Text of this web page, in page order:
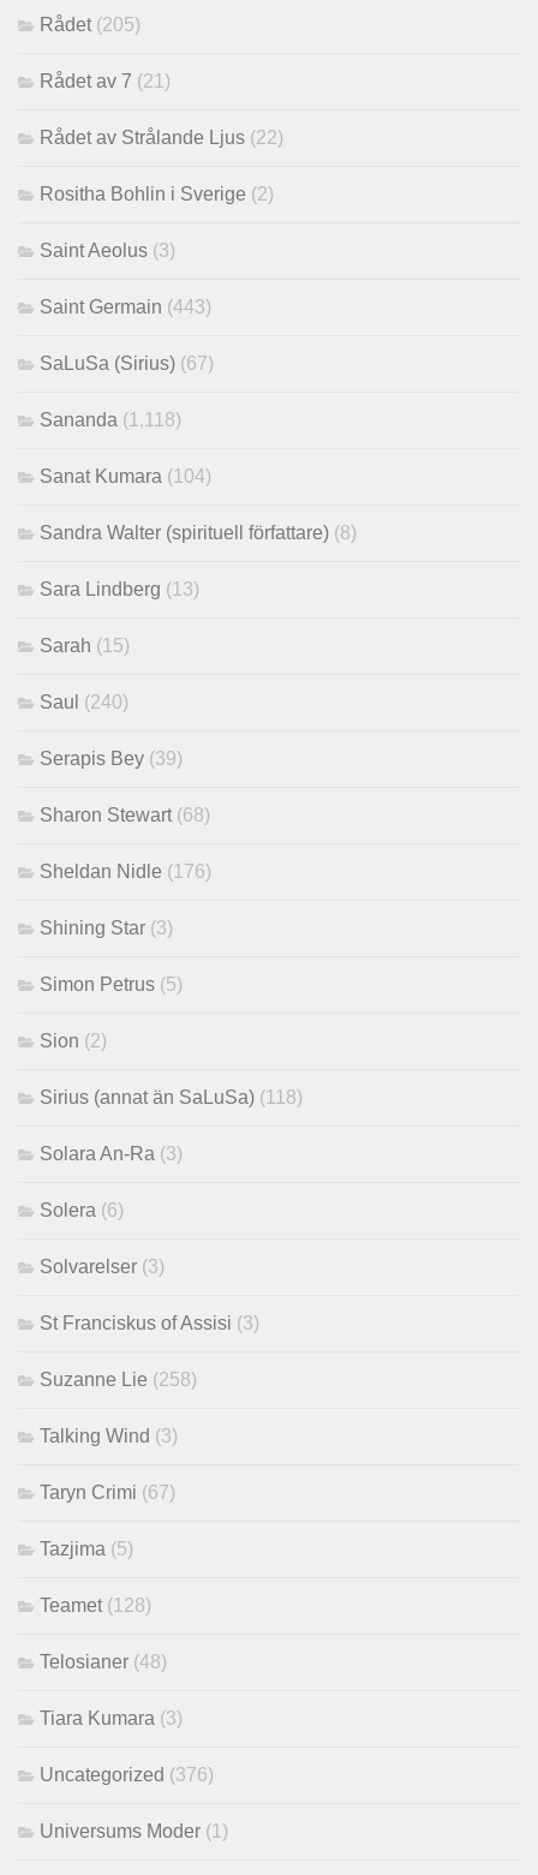
Rådet (205)
Rådet av 7 (21)
Rådet av Strålande Ljus (22)
Rositha Bohlin i Sverige (2)
Saint Aeolus (3)
Saint Germain (443)
SaLuSa (Sirius) (67)
Sananda (1,118)
Sanat Kumara (104)
Sandra Walter (spirituell författare) (8)
Sara Lindberg (13)
Sarah (15)
Saul (240)
Serapis Bey (39)
Sharon Stewart (68)
Sheldan Nidle (176)
Shining Star (3)
Simon Petrus (5)
Sion (2)
Sirius (annat än SaLuSa) (118)
Solara An-Ra (3)
Solera (6)
Solvarelser (3)
St Franciskus of Assisi (3)
Suzanne Lie (258)
Talking Wind (3)
Taryn Crimi (67)
Tazjima (5)
Teamet (128)
Telosianer (48)
Tiara Kumara (3)
Uncategorized (376)
Universums Moder (1)